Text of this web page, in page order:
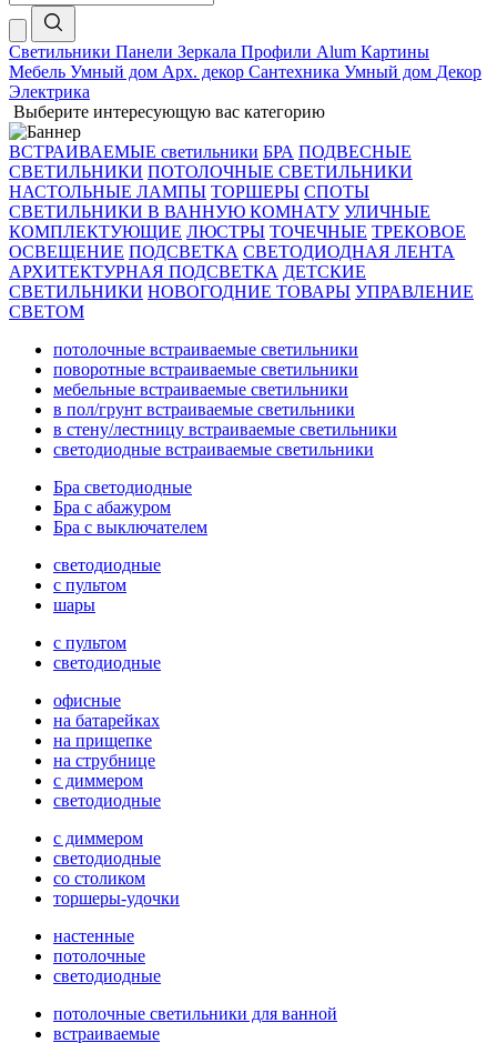
Светильники Панели Зеркала Профили Alum Картины
Мебель Умный дом Арх. декор Сантехника Умный дом Декор
Электрика
Выберите интересующую вас категорию
ВСТРАИВАЕМЫЕ светильники БРА ПОДВЕСНЫЕ
СВЕТИЛЬНИКИ ПОТОЛОЧНЫЕ СВЕТИЛЬНИКИ
НАСТОЛЬНЫЕ ЛАМПЫ ТОРШЕРЫ СПОТЫ
СВЕТИЛЬНИКИ В ВАННУЮ КОМНАТУ УЛИЧНЫЕ
КОМПЛЕКТУЮЩИЕ ЛЮСТРЫ ТОЧЕЧНЫЕ ТРЕКОВОЕ
ОСВЕЩЕНИЕ ПОДСВЕТКА СВЕТОДИОДНАЯ ЛЕНТА
АРХИТЕКТУРНАЯ ПОДСВЕТКА ДЕТСКИЕ
СВЕТИЛЬНИКИ НОВОГОДНИЕ ТОВАРЫ УПРАВЛЕНИЕ
СВЕТОМ
потолочные встраиваемые светильники
поворотные встраиваемые светильники
мебельные встраиваемые светильники
в пол/грунт встраиваемые светильники
в стену/лестницу встраиваемые светильники
светодиодные встраиваемые светильники
Бра светодиодные
Бра с абажуром
Бра с выключателем
светодиодные
с пультом
шары
с пультом
светодиодные
офисные
на батарейках
на прищепке
на струбнице
с диммером
светодиодные
с диммером
светодиодные
со столиком
торшеры-удочки
настенные
потолочные
светодиодные
потолочные светильники для ванной
встраиваемые